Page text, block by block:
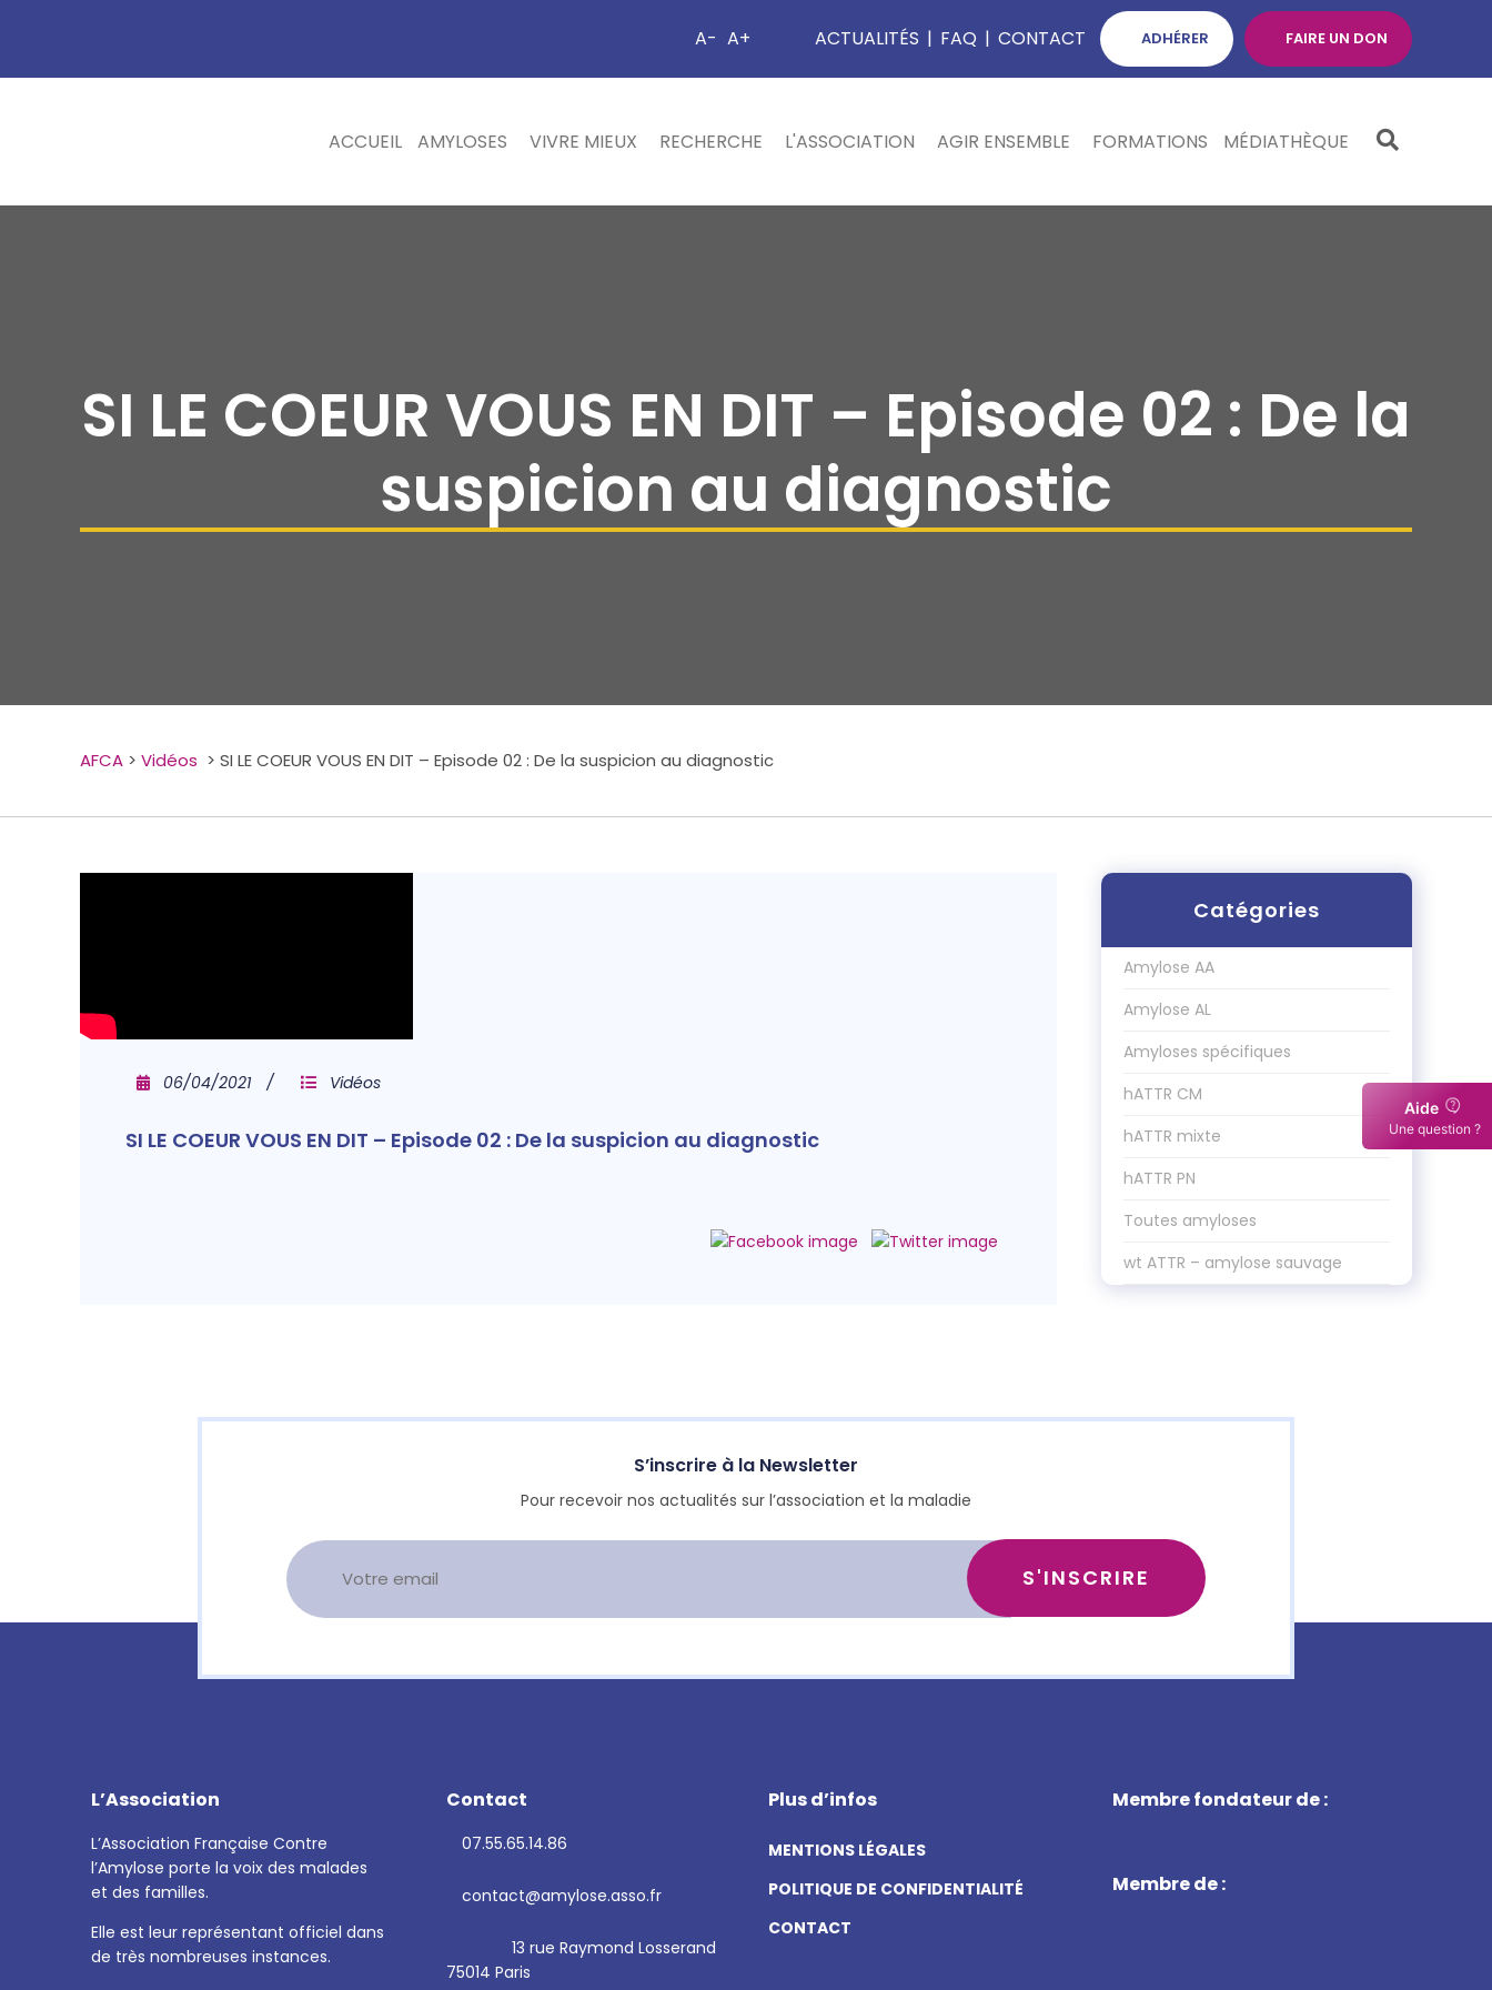
A- A+ ACTUALITÉS | FAQ | CONTACT ADHÉRER FAIRE UN DON
ACCUEIL AMYLOSES VIVRE MIEUX RECHERCHE L'ASSOCIATION AGIR ENSEMBLE FORMATIONS MÉDIATHÈQUE
SI LE COEUR VOUS EN DIT – Episode 02 : De la
suspicion au diagnostic
AFCA > Vidéos > SI LE COEUR VOUS EN DIT – Episode 02 : De la suspicion au diagnostic
06/04/2021 Vidéos
SI LE COEUR VOUS EN DIT – Episode 02 : De la suspicion au diagnostic
Catégories
Amylose AA
Amylose AL
Amyloses spécifiques
hATTR CM
hATTR mixte
hATTR PN
Toutes amyloses
wt ATTR – amylose sauvage
S’inscrire à la Newsletter
Pour recevoir nos actualités sur l’association et la maladie
L’Association
L’Association Française Contre
l’Amylose porte la voix des malades
et des familles.
Elle est leur représentant officiel dans
de très nombreuses instances.
Contact
07.55.65.14.86
contact@amylose.asso.fr
13 rue Raymond Losserand
75014 Paris
Plus d’infos
MENTIONS LÉGALES
POLITIQUE DE CONFIDENTIALITÉ
CONTACT
Membre fondateur de :
Membre de :
Aide
Une question ?